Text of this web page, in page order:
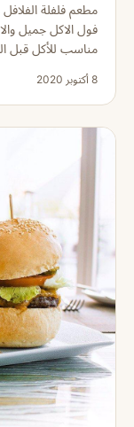
مطعم فلفلة
فول الاكل جميل
مناسب للأكل قبل
8 أكتوبر 2020